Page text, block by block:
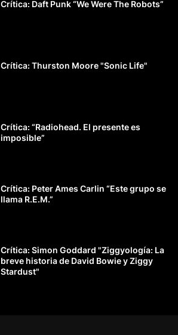
Crítica: Daft Punk “We Were The Robots”
Crítica: Thurston Moore "Sonic Life"
Crítica: “Radiohead. El presente es
imposible”
Crítica: Peter Ames Carlin “Este grupo se
llama R.E.M.”
Crítica: Simon Goddard "Ziggyología: La
breve historia de David Bowie y Ziggy
Stardust"